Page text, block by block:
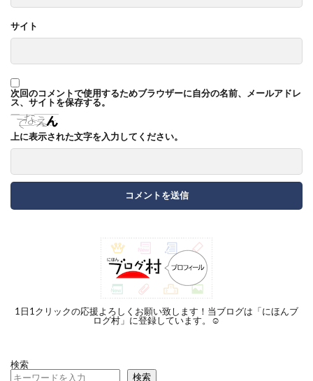
サイト
次回のコメントで使用するためブラウザーに自分の名前、メールアドレ
ス、サイトを保存する。
上に表示された文字を入力してください。
1日1クリックの応援よろしくお願い致します！当ブログは「にほんブ
ログ村」に登録しています。☺︎
検索
検索